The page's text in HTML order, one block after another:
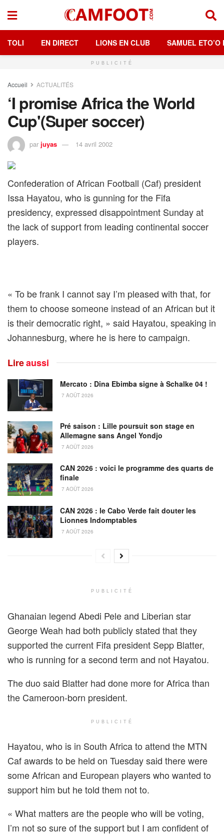
TOLI EN DIRECT LIONS EN CLUB SAMUEL ETO’O
PUBLICITÉ
Accueil ACTUALITÉS
‘I promise Africa the World
Cup'(Super soccer)
par juyas 14 avril 2002
Confederation of African Football (Caf) president
Issa Hayatou, who is gunning for the Fifa
presidency, expressed disappointment Sunday at
the lack of support from leading continental soccer
players.
« To be frank I cannot say I’m pleased with that, for
them to choose someone instead of an African but it
is their democratic right, » said Hayatou, speaking in
Johannesburg, where he is here to campaign.
Lireaussi
Mercato : Dina Ebimba signe à Schalke 04 !
7 AOÛT 2026
Pré saison : Lille poursuit son stage en
Allemagne sans Angel Yondjo
7 AOÛT 2026
CAN 2026 : voici le programme des quarts de
finale
7 AOÛT 2026
CAN 2026 : le Cabo Verde fait douter les
Lionnes Indomptables
7 AOÛT 2026
PUBLICITÉ
Ghanaian legend Abedi Pele and Liberian star
George Weah had both publicly stated that they
supported the current Fifa president Sepp Blatter,
who is running for a second term and not Hayatou.
The duo said Blatter had done more for Africa than
the Cameroon-born president.
PUBLICITÉ
Hayatou, who is in South Africa to attend the MTN
Caf awards to be held on Tuesday said there were
some African and European players who wanted to
support him but he told them not to.
« What matters are the people who will be voting,
I’m not so sure of the support but I am confident of